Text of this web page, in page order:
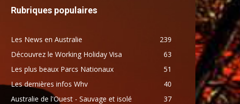
Rubriques populaires
Les News en Australie
239
Découvrez le Working Holiday Visa
63
Les plus beaux Parcs Nationaux
51
Les dernières infos Whv
40
Australie de l'Ouest - Sauvage et isolé
37